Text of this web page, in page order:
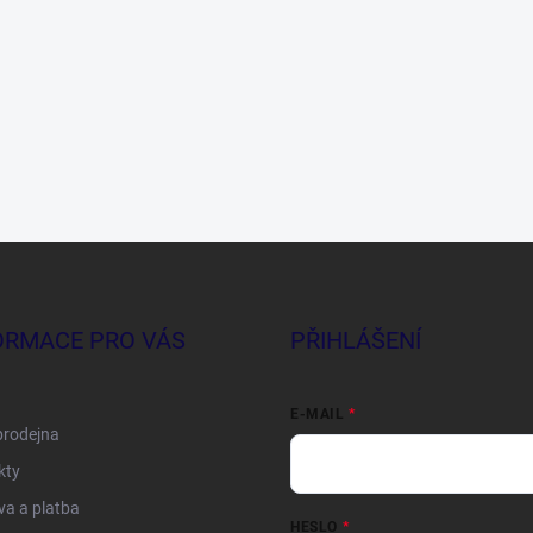
PRO VÁS
a platba
PŘIHLÁŠENÍ
E-MAIL
HESLO